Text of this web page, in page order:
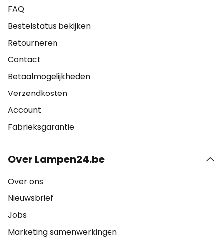
FAQ
Bestelstatus bekijken
Retourneren
Contact
Betaalmogelijkheden
Verzendkosten
Account
Fabrieksgarantie
Over Lampen24.be
Over ons
Nieuwsbrief
Jobs
Marketing samenwerkingen